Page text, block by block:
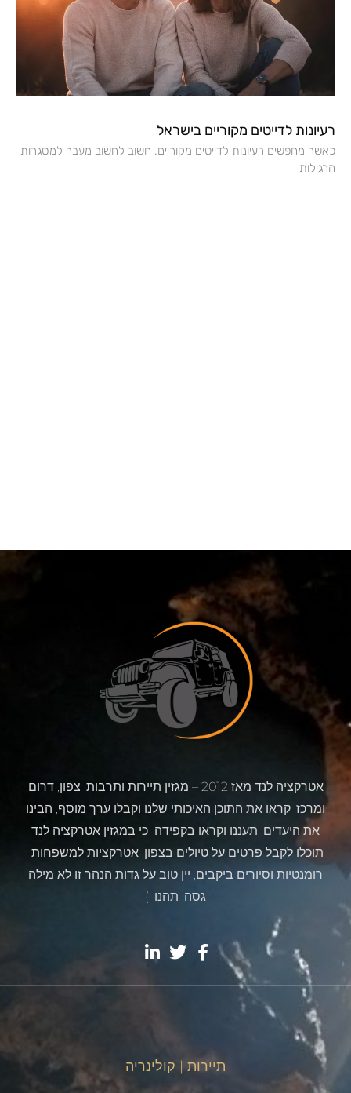
רעיונות לדייטים מקוריים בישראל
כאשר מחפשים רעיונות לדייטים מקוריים, חשוב לחשוב מעבר למסגרות
הרגילות
אטרקציה לנד מאז 2012 – מגזין תיירות ותרבות, צפון, דרום
ומרכז, קראו את התוכן האיכותי שלנו וקבלו ערך מוסף, הבינו
את היעדים, תעננו וקראו בקפידה כי במגזין אטרקציה לנד
תוכלו לקבל פרטים על טיולים בצפון, אטרקציות למשפחות
רומנטיות וסיורים ביקבים, יין טוב על גדות הנהר זו לא מילה
גסה, תהנו :)
תיירות | קולינריה